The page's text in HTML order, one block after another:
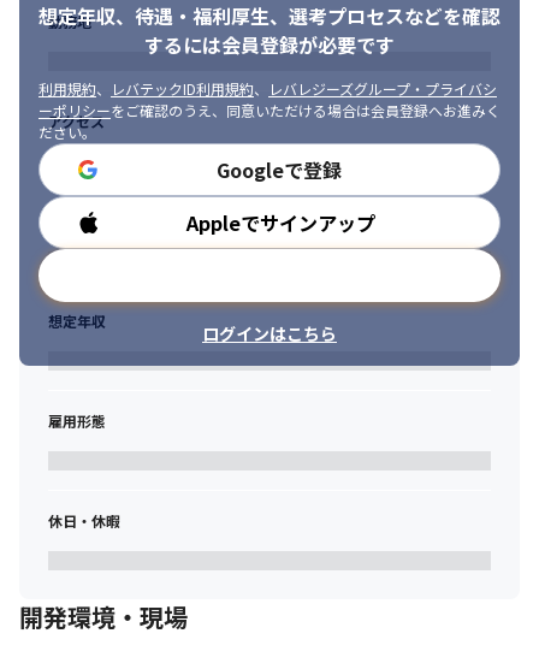
想定年収、待遇・福利厚生、 選考プロセスなどを確認
するには会員登録が必要です
利用規約、 レバテックID利用規約、
レバレジーズグループ・プライバシ
ーポリシーをご確認のうえ、同意いただける場合は会員登録へお進みく
ださい。
Googleで登録
Appleでサインアップ
ログインはこちら
勤務地
アクセス
勤務時間
想定年収
雇用形態
休日・休暇
開発環境・現場